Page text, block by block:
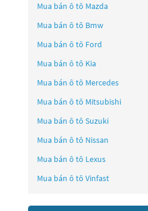
Mua bán ô tô Mazda
Mua bán ô tô Bmw
Mua bán ô tô Ford
Mua bán ô tô Kia
Mua bán ô tô Mercedes
Mua bán ô tô Mitsubishi
Mua bán ô tô Suzuki
Mua bán ô tô Nissan
Mua bán ô tô Lexus
Mua bán ô tô Vinfast